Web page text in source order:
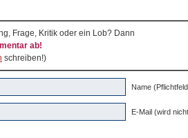
Frage, Kritik oder ein Lob? Dann
ab!
schreiben!)
Name
E-Mail (wird